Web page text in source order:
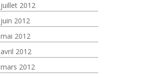
juillet 2012
juin 2012
mai 2012
avril 2012
mars 2012